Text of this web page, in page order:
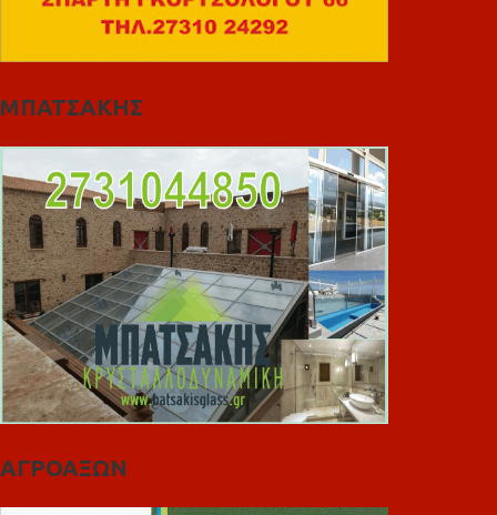
ΜΠΑΤΣΑΚΗΣ
ΑΓΡΟΑΞΩΝ